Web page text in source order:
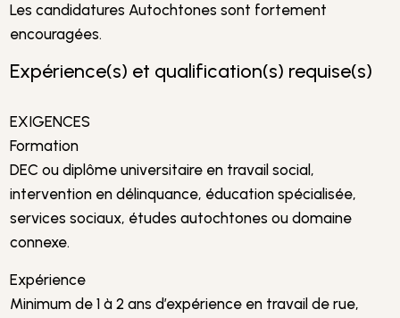
Les candidatures Autochtones sont fortement
encouragées.
Expérience(s) et qualification(s) requise(s)
EXIGENCES
Formation
DEC ou diplôme universitaire en travail social,
intervention en délinquance, éducation spécialisée,
services sociaux, études autochtones ou domaine
connexe.
Expérience
Minimum de 1 à 2 ans d’expérience en travail de rue,